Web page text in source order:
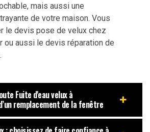
mais aussi une
de votre maison. Vous
le devis pose de velux chez
ou aussi le devis réparation de
Fuite d'eau velux à
remplacement de la fenêtre